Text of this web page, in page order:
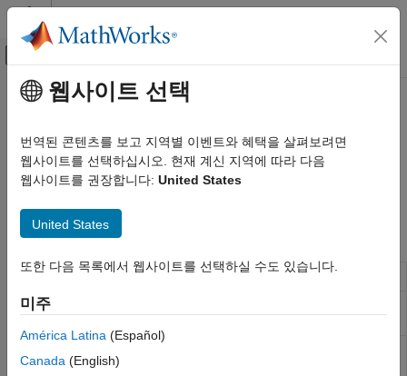
콘텐츠로 바로 가기
오프캔버스 탐색 메뉴 토글
문서 홈
Simscape
Foundation 블록 라이브러리
카테고리
Delays
Functions
Nonlinear Operators
주요 콘텐츠
Sources
물리 신호 소스를 시뮬레이션하는 블록
이 라이브러리에는 물리 신호 소스를 시뮬레이션하는 블록이
Simscape 블록
PS Constant
Generate constant physical signal
PS Counter
웹사이트 선택
번역된 콘텐츠를 보고 지역별 이벤트와 혜택을 살펴보려면
웹사이트를 선택하십시오. 현재 계신 지역에 따라 다음
웹사이트를 권장합니다: United States
United States
또한 다음 목록에서 웹사이트를 선택하실 수도 있습니다.
미주
América Latina (Español)
Canada (English)